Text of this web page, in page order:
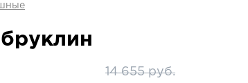
14 655 руб.